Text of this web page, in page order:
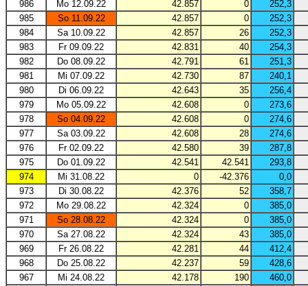
986 Mo 12.09.22 42.857 0
252,3
985
So 11.09.22 42.857 0
252,3
984
Sa 10.09.22 42.857 26
252,3
983
Fr 09.09.22 42.831 40
254,3
982
Do 08.09.22 42.791 61
251,3
981
Mi 07.09.22 42.730 87
240,1
980
Di 06.09.22 42.643 35
256,4
979
Mo 05.09.22 42.608 0
273,6
978
So 04.09.22 42.608 0
274,6
977
Sa 03.09.22 42.608 28
274,6
976
Fr 02.09.22 42.580 39
287,8
975
Do 01.09.22 42.541 42.541
293,8
974
Mi 31.08.22 0 -42.376
0,0
973
Di 30.08.22 42.376 52
358,7
972
Mo 29.08.22 42.324 0
385,0
971
So 28.08.22 42.324 0
385,0
970
Sa 27.08.22 42.324 43
385,0
969
Fr 26.08.22 42.281 44
412,4
968
Do 25.08.22 42.237 59
428,6
967
Mi 24.08.22 42.178 190
460,0